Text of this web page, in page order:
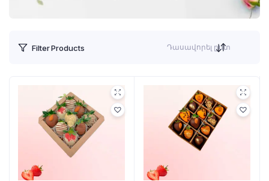
Filter Products Դասավորել ըստ